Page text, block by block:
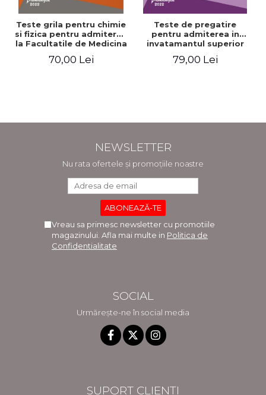
Teste grila pentru chimie
si fizica pentru admiterea
la Facultatile de Medicina
Editia a II-a - Raluca
70,00 Lei
Teste de pregatire
pentru admiterea in
invatamantul superior
Daniel Cochior, Minerva
79,00 Lei
NEWSLETTER
Nu rata ofertele și promoțiile noastre
Vreau sa primesc newsletter cu promotiile
magazinului. Afla mai multe in Politica de
Confidentialitate
SOCIAL
Urmărește-ne în social media
SUPORT CLIENȚI